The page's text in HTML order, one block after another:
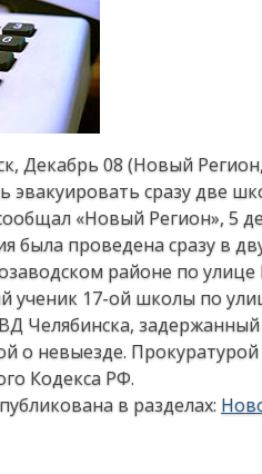
Декабрь 08 (Новый
эвакуировать сразу две
«Новый Регион», 5
была проведена сразу в
районе по
ученик 17-ой школы по
Челябинска,
о невыезде.
Кодекса РФ.
в разделах: